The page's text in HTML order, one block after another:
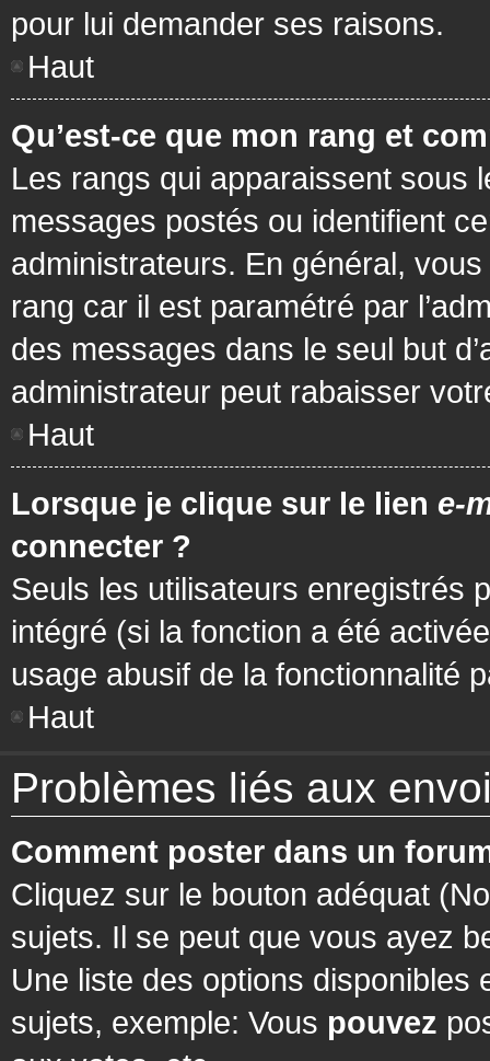
pour lui demander ses raisons.
Haut
Qu’est-ce que mon rang et
Les rangs qui apparaissent sous
messages postés ou identifient
administrateurs. En général,
rang car il est paramétré par
des messages dans le seul but
administrateur peut rabaisser
Haut
Lorsque je clique sur le lien e-
connecter ?
Seuls les utilisateurs enregistrés
intégré (si la fonction a été
usage abusif de la fonctionnalité
Haut
Problèmes liés aux
Comment poster dans un
Cliquez sur le bouton adéquat
sujets. Il se peut que vous ayez
Une liste des options
sujets, exemple: Vous pouvez